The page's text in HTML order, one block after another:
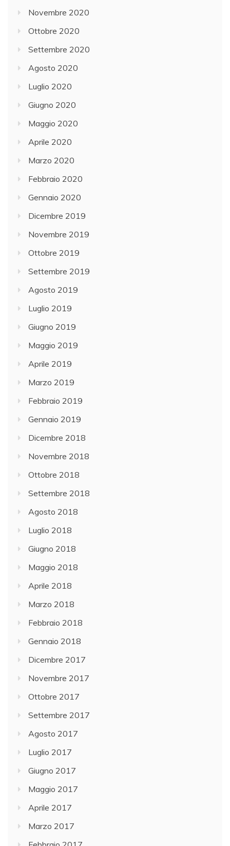
Novembre 2020
Ottobre 2020
Settembre 2020
Agosto 2020
Luglio 2020
Giugno 2020
Maggio 2020
Aprile 2020
Marzo 2020
Febbraio 2020
Gennaio 2020
Dicembre 2019
Novembre 2019
Ottobre 2019
Settembre 2019
Agosto 2019
Luglio 2019
Giugno 2019
Maggio 2019
Aprile 2019
Marzo 2019
Febbraio 2019
Gennaio 2019
Dicembre 2018
Novembre 2018
Ottobre 2018
Settembre 2018
Agosto 2018
Luglio 2018
Giugno 2018
Maggio 2018
Aprile 2018
Marzo 2018
Febbraio 2018
Gennaio 2018
Dicembre 2017
Novembre 2017
Ottobre 2017
Settembre 2017
Agosto 2017
Luglio 2017
Giugno 2017
Maggio 2017
Aprile 2017
Marzo 2017